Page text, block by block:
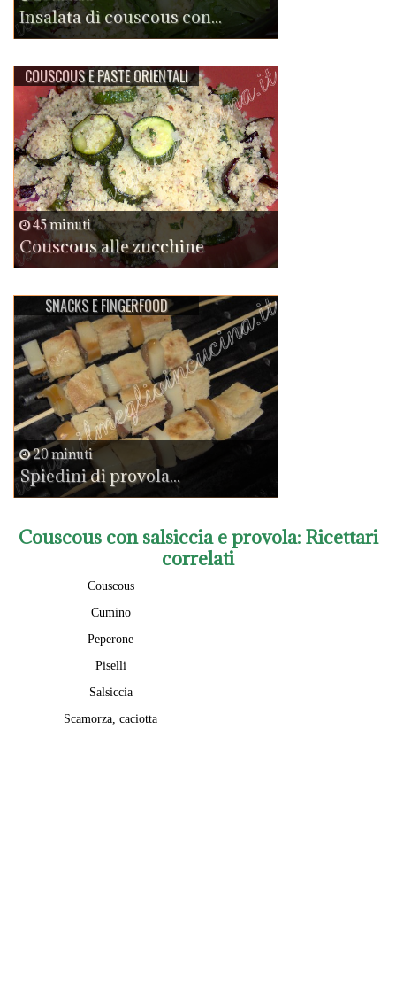
Insalata di couscous con...
COUSCOUS E PASTE ORIENTALI
45 minuti
Couscous alle zucchine
SNACKS E FINGERFOOD
20 minuti
Spiedini di provola...
Couscous con salsiccia e provola: Ricettari
correlati
Couscous
Cumino
Peperone
Piselli
Salsiccia
Scamorza, caciotta